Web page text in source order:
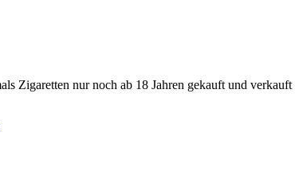
Zigaretten nur noch ab 18 Jahren gekauft und